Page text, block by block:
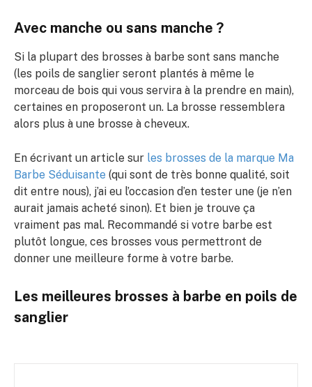
Avec manche ou sans manche ?
Si la plupart des brosses à barbe sont sans manche
(les poils de sanglier seront plantés à même le
morceau de bois qui vous servira à la prendre en main),
certaines en proposeront un. La brosse ressemblera
alors plus à une brosse à cheveux.
En écrivant un article sur les brosses de la marque Ma
Barbe Séduisante (qui sont de très bonne qualité, soit
dit entre nous), j’ai eu l’occasion d’en tester une (je n’en
aurait jamais acheté sinon). Et bien je trouve ça
vraiment pas mal. Recommandé si votre barbe est
plutôt longue, ces brosses vous permettront de
donner une meilleure forme à votre barbe.
Les meilleures brosses à barbe en poils de
sanglier